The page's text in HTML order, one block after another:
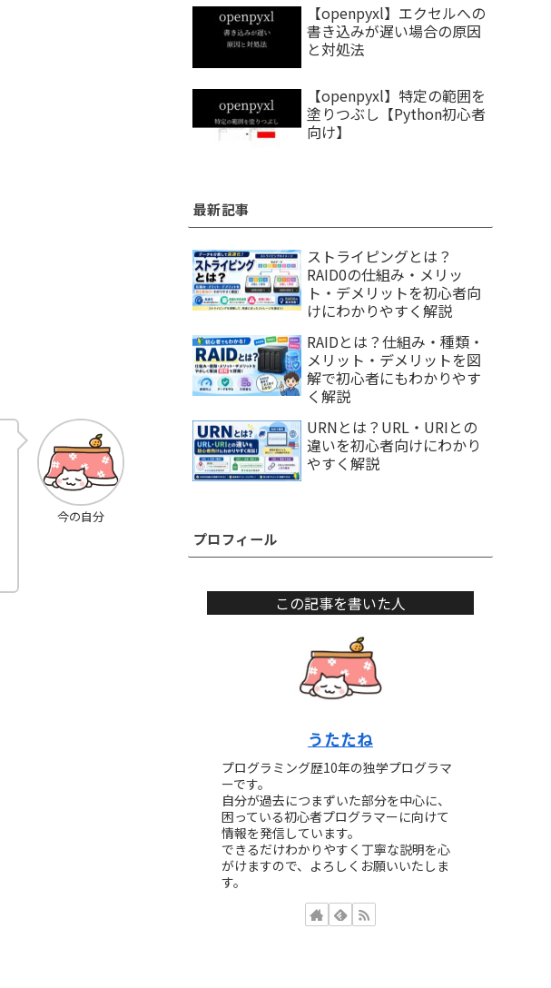
今の自分
【openpyxl】エクセルへの
書き込みが遅い場合の原因
と対処法
【openpyxl】特定の範囲を
塗りつぶし【Python初心者
向け】
最新記事
ストライピングとは？
RAID0の仕組み・メリッ
ト・デメリットを初心者向
けにわかりやすく解説
RAIDとは？仕組み・種類・
メリット・デメリットを図
解で初心者にもわかりやす
く解説
URNとは？URL・URIとの
違いを初心者向けにわかり
やすく解説
プロフィール
この記事を書いた人
うたたね
プログラミング歴10年の独学プログラマ
ーです。
自分が過去につまずいた部分を中心に、
困っている初心者プログラマーに向けて
情報を発信しています。
できるだけわかりやすく丁寧な説明を心
がけますので、よろしくお願いいたしま
す。